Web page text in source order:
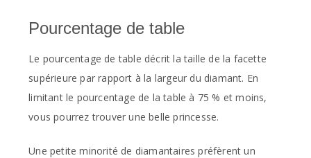
Pourcentage de table
Le pourcentage de table décrit la taille de la facette
supérieure par rapport à la largeur du diamant. En
limitant le pourcentage de la table à 75 % et moins,
vous pourrez trouver une belle princesse.
Une petite minorité de diamantaires préfèrent un